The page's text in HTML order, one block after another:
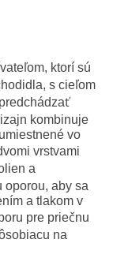
ktorí sú
s cieľom
kombinuje
vo
vrstvami
a
oporou, aby sa
a tlakom v
pre priečnu
na